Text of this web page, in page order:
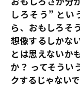
しろそう” とい
ら、おもしろそ
想像するしかな
とは思えないか
か？ ってそうい
クするじゃないで